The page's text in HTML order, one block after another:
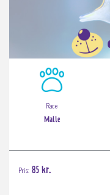
Race
Malle
Pris: 85 kr.